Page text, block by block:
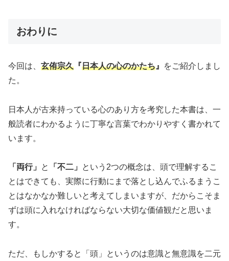
おわりに
今回は、 玄侑宗久 『日本人の心のかたち 』
をご紹介しまし
た。
日本人が古来持っている心のあり方を考究した本書は、一
般読者にわかるように丁寧な言葉でわかりやすく書かれて
います。
「両行」 と 「不二」
という2つの概念は、頭で理解するこ
とはできても、実際に行動にまで落とし込んでふるまうこ
とはなかなか難しいと考えてしまいますが、だからこそま
ずは頭に入れなければならない大切な価値観だと思いま
す。
ただ、もしかすると「頭」というのは意識と無意識を二元